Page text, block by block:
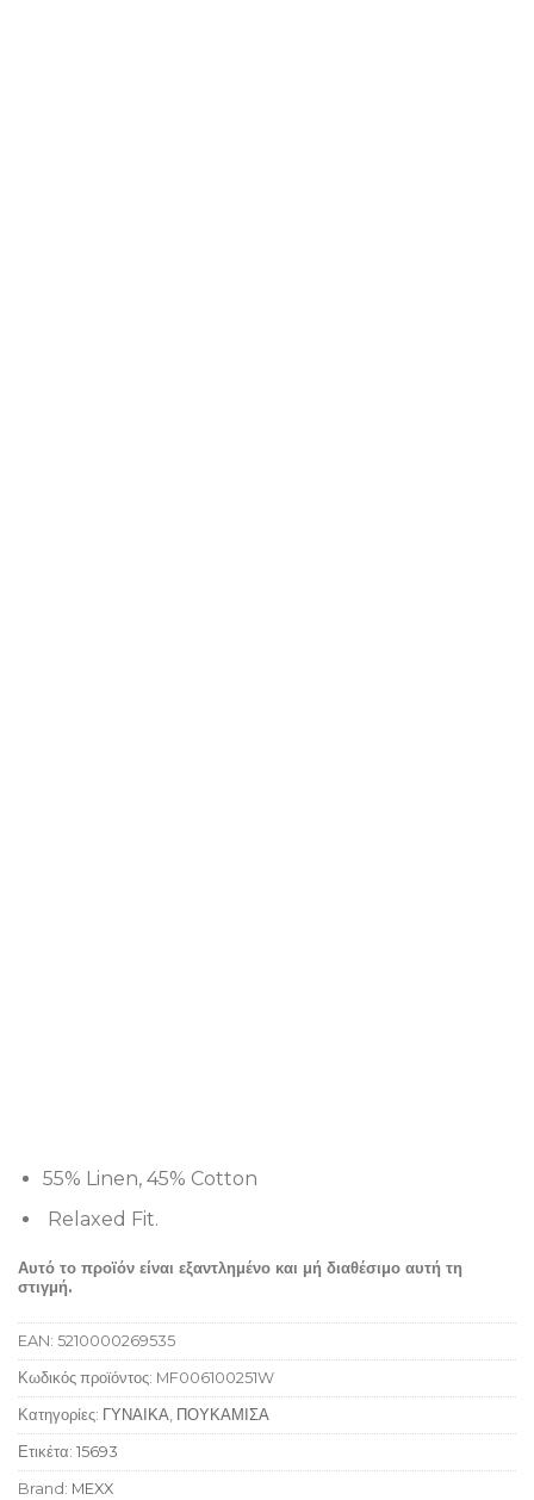
55% Linen, 45% Cotton
Relaxed Fit.
Αυτό το προϊόν είναι εξαντλημένο και μή διαθέσιμο αυτή τη
στιγμή.
EAN: 5210000269535
Κωδικός προϊόντος: MF006100251W
Κατηγορίες: ΓΥΝΑΙΚΑ, ΠΟΥΚΑΜΙΣΑ
Ετικέτα: 15693
Brand: MEXX